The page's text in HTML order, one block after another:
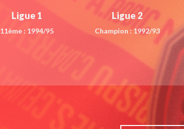
Ligue 1
11ème : 1994/95
Ligue 2
Champion : 1992/93